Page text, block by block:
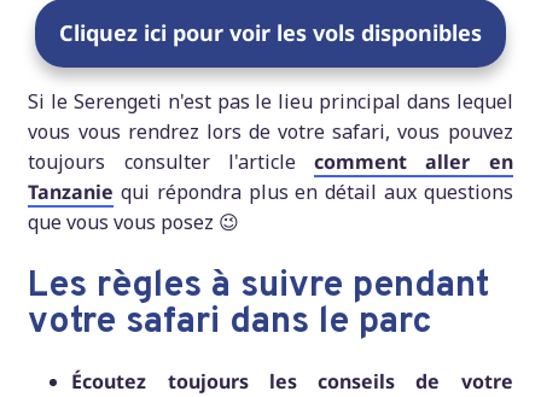
Cliquez ici pour voir les vols disponibles
Si le Serengeti n'est pas le lieu principal dans lequel
vous vous rendrez lors de votre safari, vous pouvez
toujours consulter l'articlecomment aller en
Tanzanie qui répondra plus en détail aux questions
que vous vous posez 😉
Les règles à suivre pendant
votre safari dans le parc
Écoutez toujours les conseils de votre